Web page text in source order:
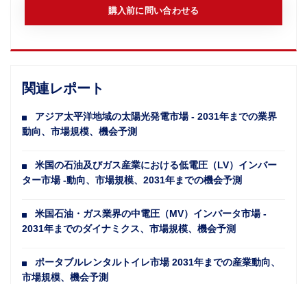
購入前に問い合わせる
関連レポート
アジア太平洋地域の太陽光発電市場 - 2031年までの業界
動向、市場規模、機会予測
米国の石油及びガス産業における低電圧（LV）インバー
ター市場 -動向、市場規模、2031年までの機会予測
米国石油・ガス業界の中電圧（MV）インバータ市場 -
2031年までのダイナミクス、市場規模、機会予測
ポータブルレンタルトイレ市場 2031年までの産業動向、
市場規模、機会予測